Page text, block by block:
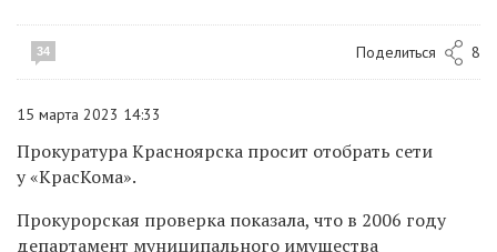
34 Поделиться 8
15 марта 2023 14:33
Прокуратура Красноярска просит отобрать сети
у «КрасКома».
Прокурорская проверка показала, что в 2006 году
департамент муниципального имущества